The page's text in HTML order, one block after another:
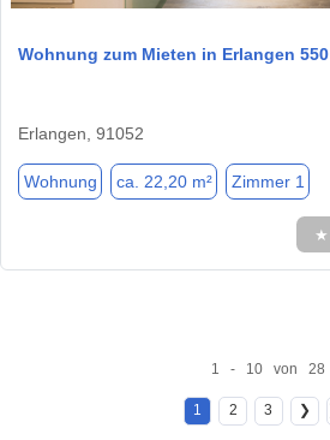
Wohnung zum Mieten in Erlangen 550
Erlangen, 91052
Wohnung ca. 22,20 m² Zimmer 1
★
1 - 10 von 28
1 2 3 ❯